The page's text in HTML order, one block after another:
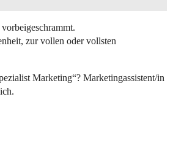
zur vollen oder vollsten
Marketing“? Marketingassistent/in